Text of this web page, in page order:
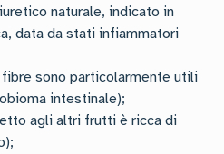
naturale, indicato in
data da stati infiammatori
sono particolarmente utili
intestinale);
agli altri frutti è ricca di